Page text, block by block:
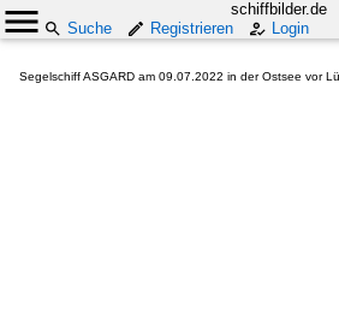
schiffbilder.de
Suche
Registrieren Login
Segelschiff ASGARD am 09.07.2022 in der Ostsee vor